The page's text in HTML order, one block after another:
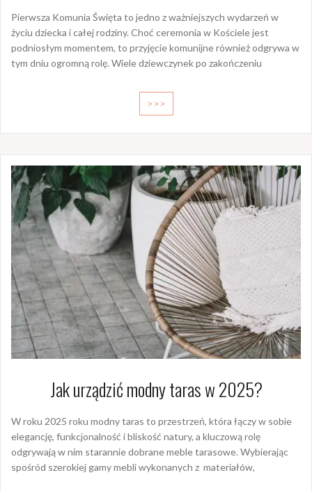
Pierwsza Komunia Święta to jedno z ważniejszych wydarzeń w
życiu dziecka i całej rodziny. Choć ceremonia w Kościele jest
podniosłym momentem, to przyjęcie komunijne również odgrywa w
tym dniu ogromną rolę. Wiele dziewczynek po zakończeniu
>>>
Jak urządzić modny taras w 2025?
W roku 2025 roku modny taras to przestrzeń, która łączy w sobie
elegancję, funkcjonalność i bliskość natury, a kluczową rolę
odgrywają w nim starannie dobrane meble tarasowe. Wybierając
spośród szerokiej gamy mebli wykonanych z materiałów,